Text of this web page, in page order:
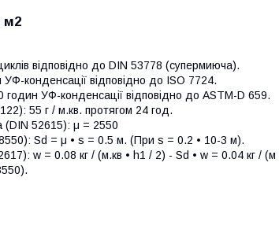
м2
відповідно до DIN 53778 (супермиюча).
УФ-конденсації відповідно до ISO 7724.
годин УФ-конденсації відповідно до ASTM-D 659.
55 г / м.кв. протягом 24 год.
(DIN 52615): μ = 2550
Sd = μ • s = 0.5 м. (При s = 0.2 • 10-3 м).
w = 0.08 кг / (м.кв • h1 / 2) - Sd • w = 0.04 кг /